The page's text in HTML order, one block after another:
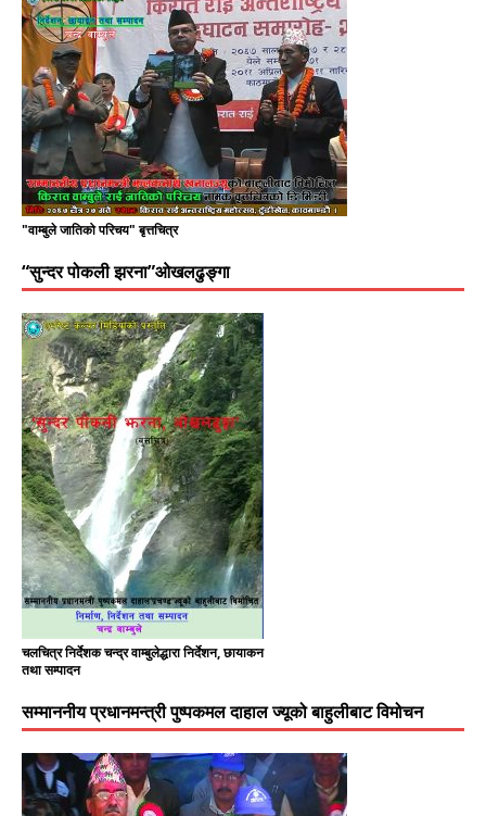
"वाम्बुले जातिको परिचय" बृत्तचित्र
“सुन्दर पोकली झरना”ओखलढुङ्गा
चलचित्र निर्देशक चन्द्र वाम्बुलेद्धारा निर्देशन, छायाकन
तथा सम्पादन
सम्माननीय प्रधानमन्त्री पुष्पकमल दाहाल ज्यूको बाहुलीबाट विमोचन